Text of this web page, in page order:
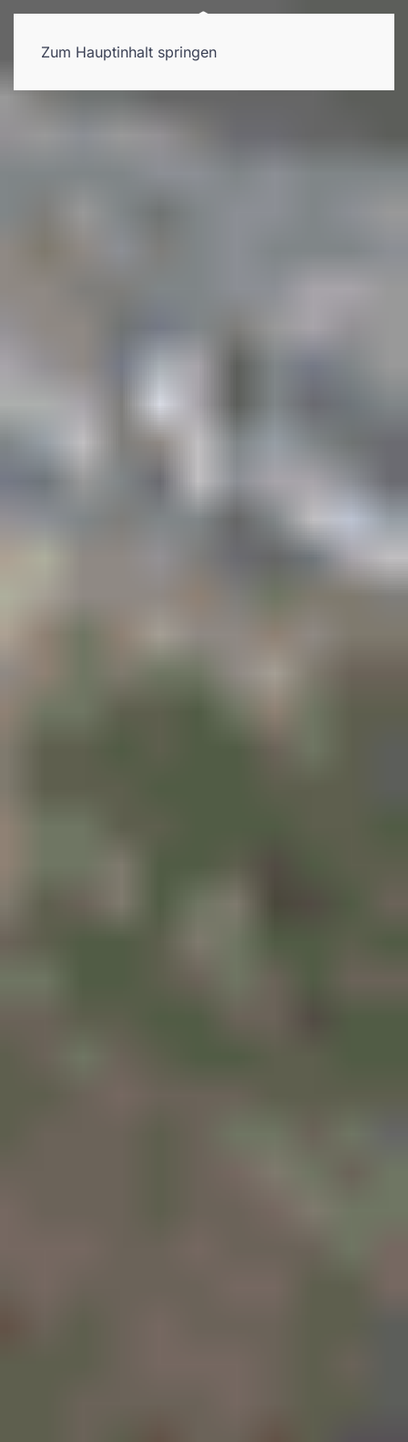
Zum Hauptinhalt springen